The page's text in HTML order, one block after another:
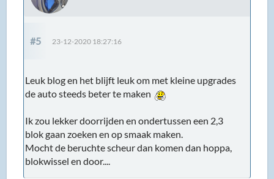
#5 23-12-2020 18:27:16
Leuk blog en het blijft leuk om met kleine upgrades
de auto steeds beter te maken
Ik zou lekker doorrijden en ondertussen een 2,3
blok gaan zoeken en op smaak maken.
Mocht de beruchte scheur dan komen dan hoppa,
blokwissel en door....